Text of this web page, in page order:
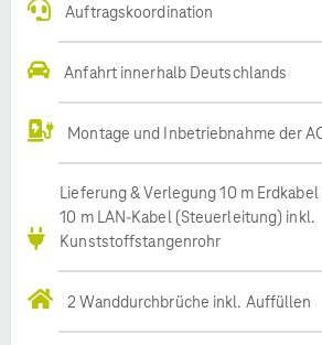
Auftragskoordination
Anfahrt innerhalb Deutschlands
Montage und Inbetriebnahme der
Lieferung & Verlegung 10 m Erdkabel
10 m LAN-Kabel (Steuerleitung) inkl.
Kunststoffstangenrohr
2 Wanddurchbrüche inkl. Auffüllen